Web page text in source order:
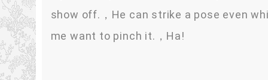
show off.，He can strike a pose even
me want to pinch it.，Ha!